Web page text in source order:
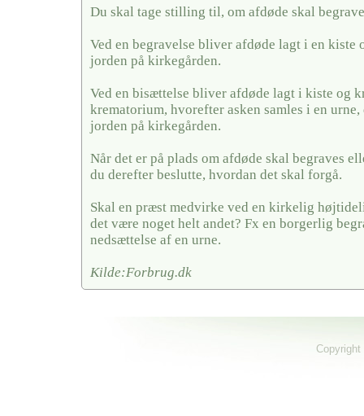
Du skal tage stilling til, om afdøde skal
Ved en begravelse bliver afdøde lagt i en kiste
jorden på kirkegården.
Ved en bisættelse bliver afdøde lagt i kiste og
krematorium, hvorefter asken samles i en
jorden på kirkegården.
Når det er på plads om afdøde skal begraves
du derefter beslutte, hvordan det skal forgå.
Skal en præst medvirke ved en kirkelig
det være noget helt andet? Fx en borgerlig
nedsættelse af en urne.
Kilde:Forbrug.dk